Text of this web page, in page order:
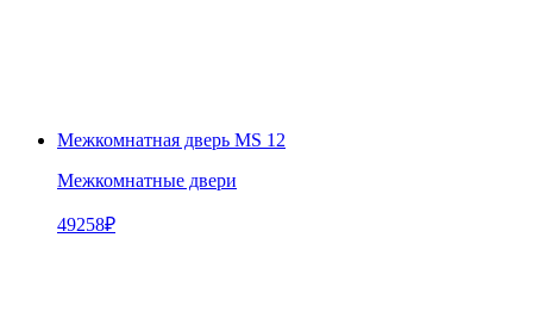
Межкомнатная дверь MS 12
Межкомнатные двери
49258₽